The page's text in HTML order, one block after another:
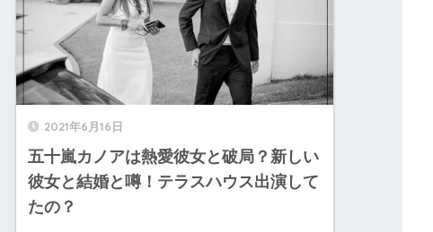
2021年6月16日
五十嵐カノアは熱愛彼女と破局？新しい
彼女と結婚と噂！テラスハウス出演して
たの？